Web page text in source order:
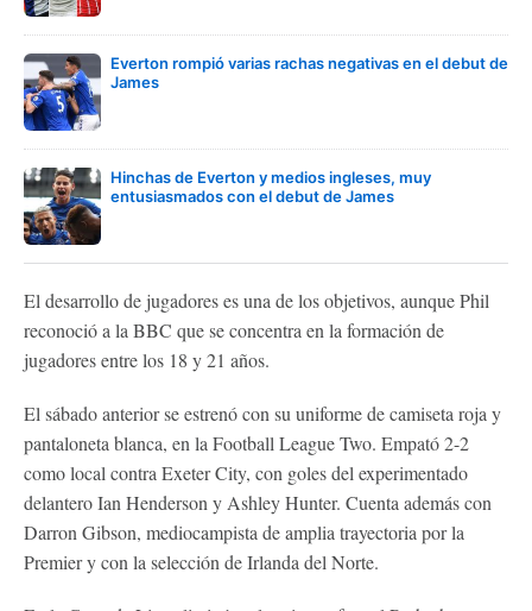
Everton rompió varias rachas negativas en el debut de
James
Hinchas de Everton y medios ingleses, muy
entusiasmados con el debut de James
El desarrollo de jugadores es una de los objetivos, aunque Phil
reconoció a la BBC que se concentra en la formación de
jugadores entre los 18 y 21 años.
El sábado anterior se estrenó con su uniforme de camiseta roja y
pantaloneta blanca, en la Football League Two. Empató 2-2
como local contra Exeter City, con goles del experimentado
delantero Ian Henderson y Ashley Hunter. Cuenta además con
Darron Gibson, mediocampista de amplia trayectoria por la
Premier y con la selección de Irlanda del Norte.